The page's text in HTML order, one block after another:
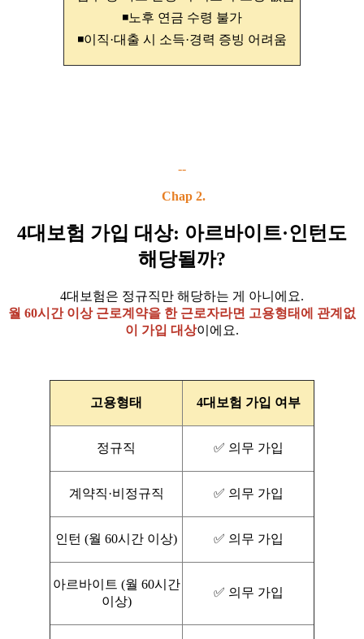
◾노후 연금 수령 불가
◾이직·대출 시 소득·경력 증빙 어려움
--
Chap 2.
4대보험 가입 대상: 아르바이트·인턴도
해당될까?
4대보험은 정규직만 해당하는 게 아니에요.
월 60시간 이상 근로계약을 한 근로자라면 고용형태에 관계없
이 가입 대상이에요.
고용형태 4대보험 가입 여부
정규직 ✅ 의무 가입
계약직·비정규직 ✅ 의무 가입
인턴 (월 60시간 이상) ✅ 의무 가입
아르바이트 (월 60시간
이상)
✅ 의무 가입